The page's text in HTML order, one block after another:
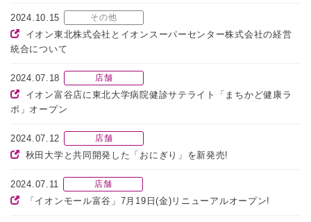
2024.10.15 その他
イオン東北株式会社とイオンスーパーセンター株式会社の経営
統合について
2024.07.18 店舗
イオン富谷店に東北大学病院健診サテライト「まちかど健康ラ
ボ」オープン
2024.07.12 店舗
秋田大学と共同開発した「おにぎり」を新発売!
2024.07.11 店舗
「イオンモール富谷」7月19日(金)リニューアルオープン!